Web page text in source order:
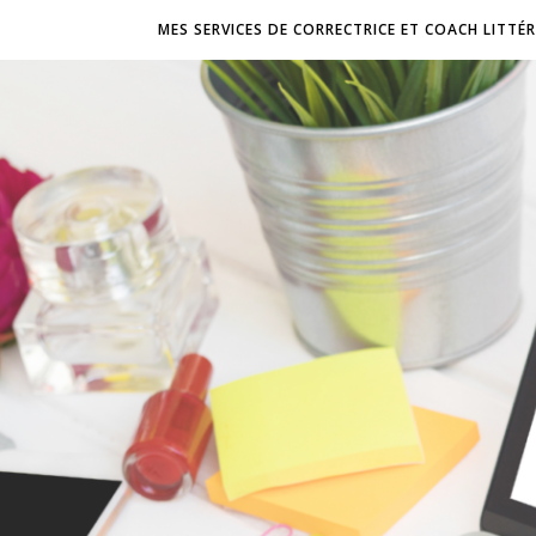
MES SERVICES DE CORRECTRICE ET COACH